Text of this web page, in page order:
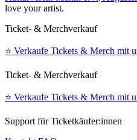
love your artist.
Ticket- & Merchverkauf
⭐️ Verkaufe Tickets & Merch mit
Ticket- & Merchverkauf
⭐️ Verkaufe Tickets & Merch mit
Support für Ticketkäufer:innen